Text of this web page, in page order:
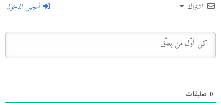
اشتراك تسجيل الدخول
0 تعليقات